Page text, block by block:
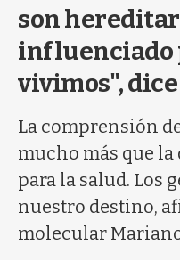
son
influenciado
vivimos",
La comprensión
mucho más que
para la salud. Los
nuestro destino,
molecular